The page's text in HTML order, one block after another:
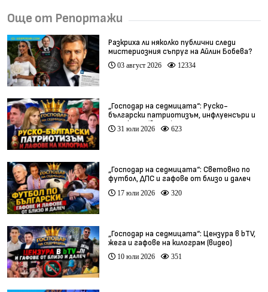
Още от Репортажи
Разкриха ли няколко публични следи
мистериозния съпруг на Айлин Бобева?
03 август 2026 12334
„Господар на седмицата“: Руско-
български патриотизъм, инфлуенсъри и
тарикати (видео)
31 юли 2026 623
„Господар на седмицата“: Световно по
футбол, ДПС и гафове от близо и далеч
17 юли 2026 320
„Господар на седмицата“: Цензура в bTV,
жега и гафове на килограм (видео)
10 юли 2026 351